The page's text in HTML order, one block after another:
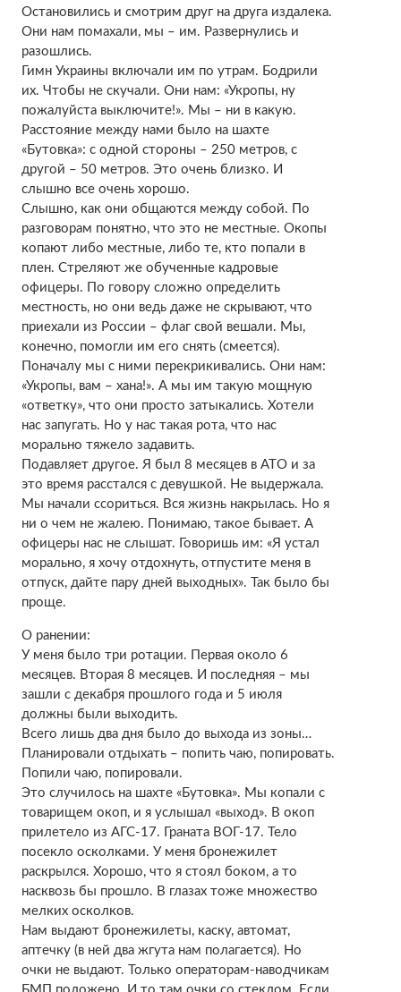
Остановились и смотрим друг на друга издалека.
Они нам помахали, мы – им. Развернулись и
разошлись.
Гимн Украины включали им по утрам. Бодрили
их. Чтобы не скучали. Они нам: «Укропы, ну
пожалуйста выключите!». Мы – ни в какую.
Расстояние между нами было на шахте
«Бутовка»: с одной стороны – 250 метров, с
другой – 50 метров. Это очень близко. И
слышно все очень хорошо.
Слышно, как они общаются между собой. По
разговорам понятно, что это не местные. Окопы
копают либо местные, либо те, кто попали в
плен. Стреляют же обученные кадровые
офицеры. По говору сложно определить
местность, но они ведь даже не скрывают, что
приехали из России – флаг свой вешали. Мы,
конечно, помогли им его снять (смеется).
Поначалу мы с ними перекрикивались. Они нам:
«Укропы, вам – хана!». А мы им такую мощную
«ответку», что они просто затыкались. Хотели
нас запугать. Но у нас такая рота, что нас
морально тяжело задавить.
Подавляет другое. Я был 8 месяцев в АТО и за
это время расстался с девушкой. Не выдержала.
Мы начали ссориться. Вся жизнь накрылась. Но я
ни о чем не жалею. Понимаю, такое бывает. А
офицеры нас не слышат. Говоришь им: «Я устал
морально, я хочу отдохнуть, отпустите меня в
отпуск, дайте пару дней выходных». Так было бы
проще.
О ранении:
У меня было три ротации. Первая около 6
месяцев. Вторая 8 месяцев. И последняя – мы
зашли с декабря прошлого года и 5 июля
должны были выходить.
Всего лишь два дня было до выхода из зоны…
Планировали отдыхать – попить чаю, попировать.
Попили чаю, попировали.
Это случилось на шахте «Бутовка». Мы копали с
товарищем окоп, и я услышал «выход». В окоп
прилетело из АГС-17. Граната ВОГ-17. Тело
посекло осколками. У меня бронежилет
раскрылся. Хорошо, что я стоял боком, а то
насквозь бы прошло. В глазах тоже множество
мелких осколков.
Нам выдают бронежилеты, каску, автомат,
аптечку (в ней два жгута нам полагается). Но
очки не выдают. Только операторам-наводчикам
БМП положено. И то там очки со стеклом. Если